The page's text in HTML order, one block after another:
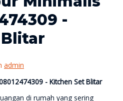
-
admin
- Kitchen Set Blitar
di rumah yang sering